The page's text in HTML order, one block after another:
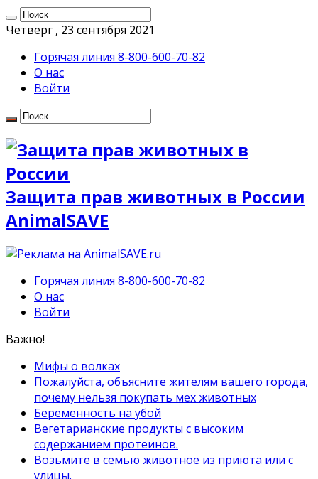
Четверг , 23 сентября 2021
Горячая линия 8-800-600-70-82
О нас
Войти
Защита прав животных в России
AnimalSAVE
Горячая линия 8-800-600-70-82
О нас
Войти
Важно!
Мифы о волках
Пожалуйста, объясните жителям вашего города,
почему нельзя покупать мех животных
Беременность на убой
Вегетарианские продукты с высоким
содержанием протеинов.
Возьмите в семью животное из приюта или с
улицы.